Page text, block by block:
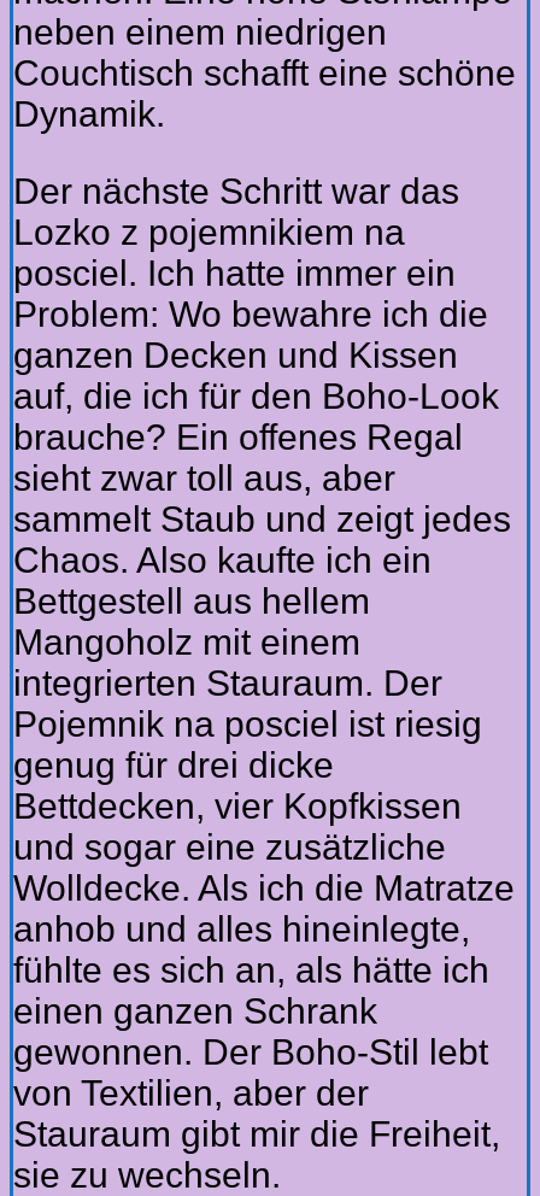
neben einem niedrigen
Couchtisch schafft eine schöne
Dynamik.
Der nächste Schritt war das
Lozko z pojemnikiem na
posciel. Ich hatte immer ein
Problem: Wo bewahre ich die
ganzen Decken und Kissen
auf, die ich für den Boho-Look
brauche? Ein offenes Regal
sieht zwar toll aus, aber
sammelt Staub und zeigt jedes
Chaos. Also kaufte ich ein
Bettgestell aus hellem
Mangoholz mit einem
integrierten Stauraum. Der
Pojemnik na posciel ist riesig
genug für drei dicke
Bettdecken, vier Kopfkissen
und sogar eine zusätzliche
Wolldecke. Als ich die Matratze
anhob und alles hineinlegte,
fühlte es sich an, als hätte ich
einen ganzen Schrank
gewonnen. Der Boho-Stil lebt
von Textilien, aber der
Stauraum gibt mir die Freiheit,
sie zu wechseln.